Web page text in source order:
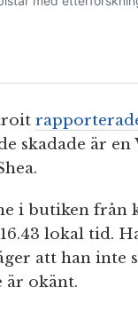
skadade är
i butiken från
lokal tid.
att han inte
är okänt.